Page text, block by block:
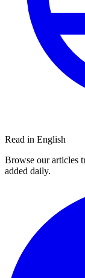
Read in English
Browse our articles
added daily.